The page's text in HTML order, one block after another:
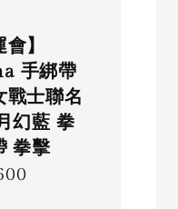
】
手綁帶
戰士聯名
幻藍 拳
拳擊